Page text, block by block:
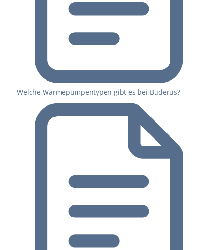
Welche Wärmepumpentypen gibt es bei Buderus?